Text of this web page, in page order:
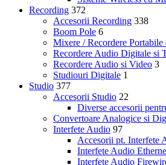
Recording 372
Accesorii Recording 338
Boom Pole 6
Mixere / Recordere Portabile
Recordere Audio Digitale si
Recordere Audio si Video 3
Studiouri Digitale 1
Studio 377
Accesorii Studio 22
Diverse accesorii
Convertoare Analogice si
Interfete Audio 97
Accesorii pt. Interfete
Interfete Audio
Interfete Audio